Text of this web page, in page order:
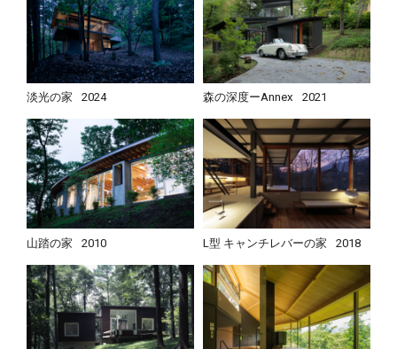
淡光の家 2024 森の深度ーAnnex 2021
山踏の家 2010 L型 キャンチレバーの家 2018